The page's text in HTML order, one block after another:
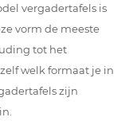
vergadertafels is
vorm de meeste
tot het
welk formaat je in
zijn